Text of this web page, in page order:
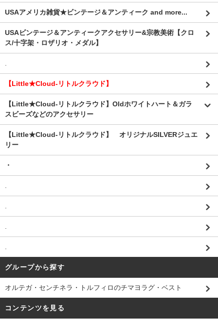
USAアメリカ雑貨★ビンテージ＆アンティーク and more...
USAビンテージ＆アンティークアクセサリー&宗教美術【クロ
ス/十字架・ロザリオ・メダル】
.
【Little★Cloud-リトルクラウド】
【Little★Cloud-リトルクラウド】Oldホワイトハート＆ガラ
スビーズなどのアクセサリー
【Little★Cloud-リトルクラウド】 オリジナルSILVERジュエ
リー
・
.
.
.
.
グループから探す
オルテガ・センチネラ・トルフィロのチマヨラグ・ベスト
コンテンツを見る